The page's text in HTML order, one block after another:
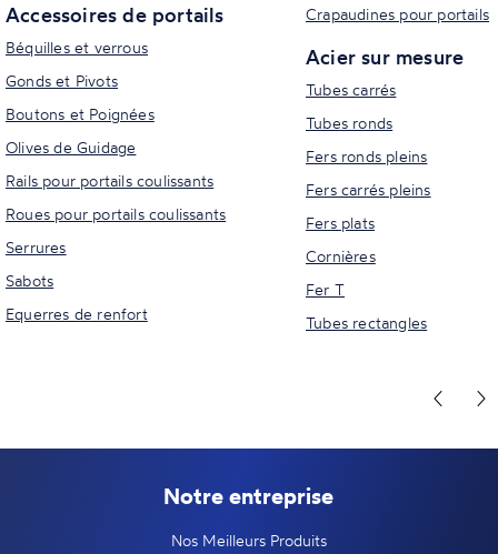
Accessoires de portails
Béquilles et verrous
Gonds et Pivots
Boutons et Poignées
Olives de Guidage
Rails pour portails coulissants
Roues pour portails coulissants
Serrures
Sabots
Equerres de renfort
Crapaudines pour portails
Acier sur mesure
Tubes carrés
Tubes ronds
Fers ronds pleins
Fers carrés pleins
Fers plats
Cornières
Fer T
Tubes rectangles
Notre entreprise
Nos Meilleurs Produits